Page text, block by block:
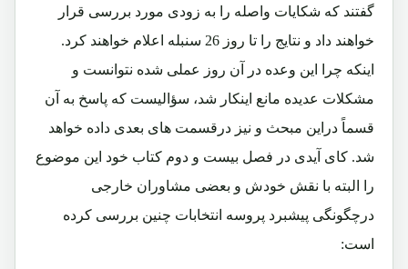
گفتند که شکایات واصله را به زودی مورد بررسی قرار
خواهند داد و نتایج را تا روز 26 سنبله اعلام خواهند کرد.
اینکه چرا این وعده در آن روز عملی شده نتوانست و
مشکلات عدیده مانع اینکار شد، سؤالیست که پاسخ به آن
قسماً دراین مبحث و نیز درقسمت های بعدی داده خواهد
شد. کای آیدی در فصل بیست و دوم کتاب خود این موضوع
را البته با نقش خودش و بعضی مشاوران خارجی
درچگونگی پیشبرد پروسه انتخابات چنین بررسی کرده
است: